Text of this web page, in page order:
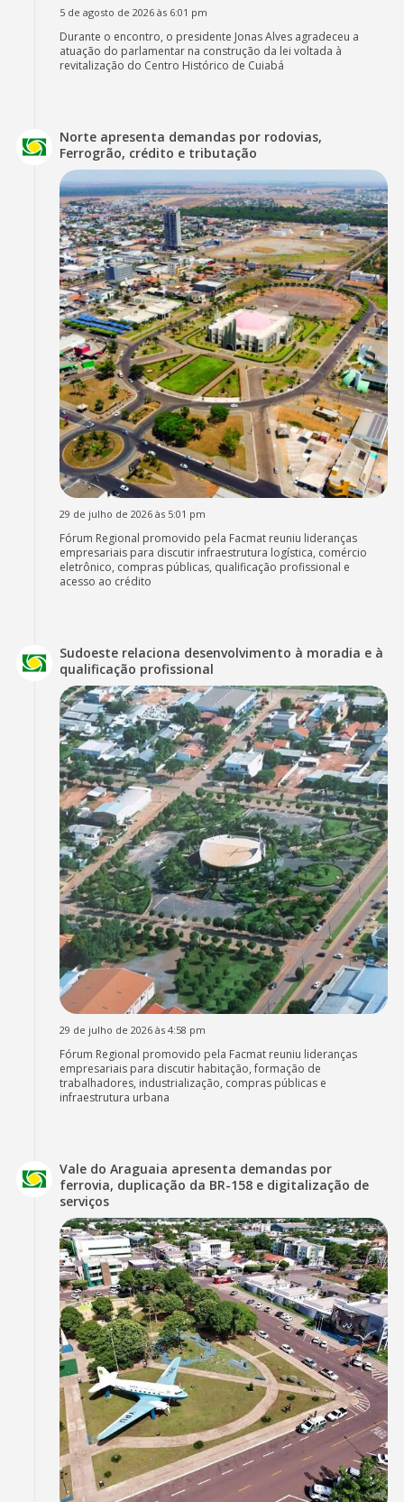
5 de agosto de 2026 às 6:01 pm
Durante o encontro, o presidente Jonas Alves agradeceu a
atuação do parlamentar na construção da lei voltada à
revitalização do Centro Histórico de Cuiabá
Norte apresenta demandas por rodovias,
Ferrogrão, crédito e tributação
29 de julho de 2026 às 5:01 pm
Fórum Regional promovido pela Facmat reuniu lideranças
empresariais para discutir infraestrutura logística, comércio
eletrônico, compras públicas, qualificação profissional e
acesso ao crédito
Sudoeste relaciona desenvolvimento à moradia e à
qualificação profissional
29 de julho de 2026 às 4:58 pm
Fórum Regional promovido pela Facmat reuniu lideranças
empresariais para discutir habitação, formação de
trabalhadores, industrialização, compras públicas e
infraestrutura urbana
Vale do Araguaia apresenta demandas por
ferrovia, duplicação da BR-158 e digitalização de
serviços